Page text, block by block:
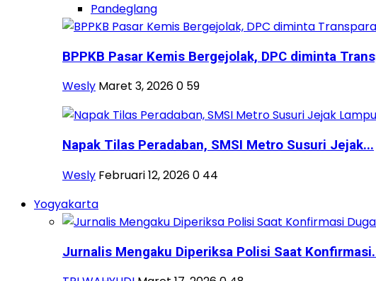
Pandeglang
BPPKB Pasar Kemis Bergejolak, DPC diminta
Wesly Maret 3, 20260 59
Napak Tilas Peradaban, SMSI Metro Susuri Jejak...
Wesly Februari 12, 20260 44
Yogyakarta
Jurnalis Mengaku Diperiksa Polisi Saat